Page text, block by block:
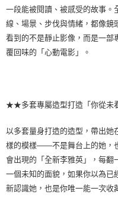
一段能被閱讀、被感受的故事。
線、場景、步伐與情緒，都像鏡
看到的不是靜止影像，而是一部
覆回味的「心動電影」。
★★多套專屬造型打造「你從
以多套量身打造的造型，帶出她
樣的模樣——不是舞台上的她，
會出現的「全新李雅英」，每翻
一個未知的面貌，如果你以為已
新認識她，也是你唯一能一次收